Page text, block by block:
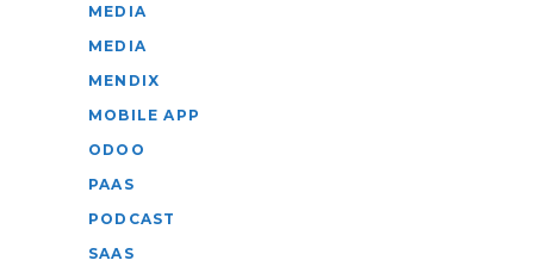
MEDIA
MEDIA
MENDIX
MOBILE APP
ODOO
PAAS
PODCAST
SAAS